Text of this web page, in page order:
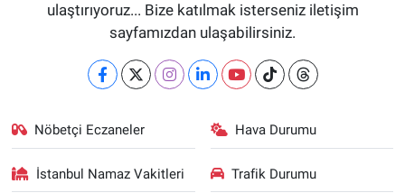
ulaştırıyoruz... Bize katılmak isterseniz iletişim
sayfamızdan ulaşabilirsiniz.
Nöbetçi Eczaneler Hava Durumu
İstanbul Namaz Vakitleri Trafik Durumu